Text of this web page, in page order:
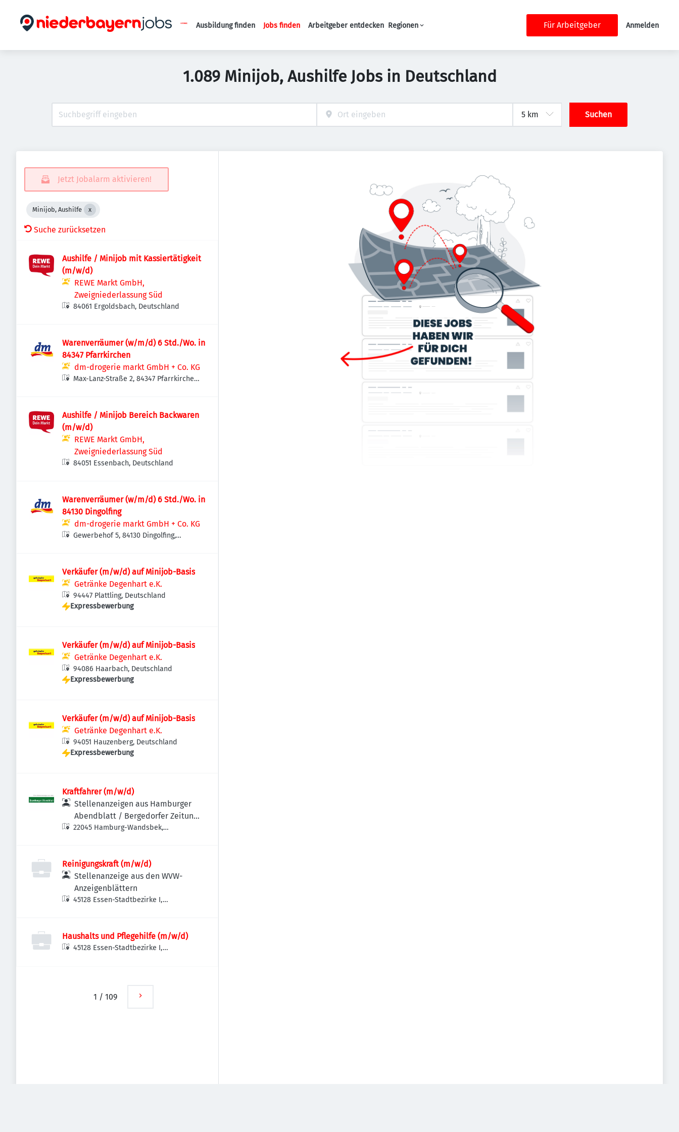
Haupt-Navigation
Ausbildung finden Jobs finden Arbeitgeber entdecken Regionen Für Arbeitgeber Anmelden
1.089 Minijob, Aushilfe Jobs in Deutschland
Suchen
Jetzt Jobalarm aktivieren!
Minijob, Aushilfe
Suche zurücksetzen
Aushilfe / Minijob mit Kassiertätigkeit
(m/w/d)
REWE Markt GmbH,
Zweigniederlassung Süd
84061 Ergoldsbach, Deutschland
Warenverräumer (w/m/d) 6 Std./Wo. in
84347 Pfarrkirchen
dm-drogerie markt GmbH + Co. KG
Max-Lanz-Straße 2, 84347 Pfarrkirchen,
Aushilfe / Minijob Bereich Backwaren
(m/w/d)
REWE Markt GmbH,
Zweigniederlassung Süd
84051 Essenbach, Deutschland
Warenverräumer (w/m/d) 6 Std./Wo. in
84130 Dingolfing
dm-drogerie markt GmbH + Co. KG
Gewerbehof 5, 84130 Dingolfing,
Verkäufer (m/w/d) auf Minijob-Basis
Getränke Degenhart e.K.
94447 Plattling, Deutschland
Expressbewerbung
Verkäufer (m/w/d) auf Minijob-Basis
Getränke Degenhart e.K.
94086 Haarbach, Deutschland
Expressbewerbung
Verkäufer (m/w/d) auf Minijob-Basis
Getränke Degenhart e.K.
94051 Hauzenberg, Deutschland
Expressbewerbung
Kraftfahrer (m/w/d)
Stellenanzeigen aus Hamburger
Abendblatt / Bergedorfer Zeitung
/ Hamburger Wochenblatt /
22045 Hamburg-Wandsbek,
Reinigungskraft (m/w/d)
Stellenanzeige aus den WVW-
Anzeigenblättern
45128 Essen-Stadtbezirke I,
Haushalts und Pflegehilfe (m/w/d)
45128 Essen-Stadtbezirke I,
1 / 109